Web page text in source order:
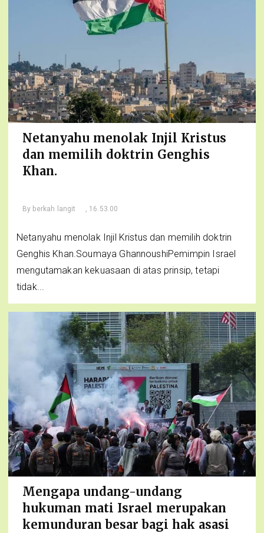
Netanyahu menolak Injil Kristus
dan memilih doktrin Genghis
Khan.
By berkah langit , 16.53.00
Netanyahu menolak Injil Kristus dan memilih doktrin
Genghis Khan.Soumaya GhannoushiPemimpin Israel
mengutamakan kekuasaan di atas prinsip, tetapi
tidak...
Mengapa undang-undang
hukuman mati Israel merupakan
kemunduran besar bagi hak asasi